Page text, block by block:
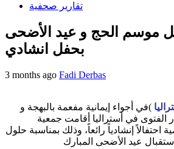
تقارير صحفية
موسم الحج و عيد الأضحى
بحفل انشادي
3 months ago Fadi Derbas
)في أجواء إيمانية مفعمة بالبهجة و
الفتوى في أستراليا أقامت جمعية
احتفالاً إنشادياً رائعاً، وذلك بمناسبة حلول